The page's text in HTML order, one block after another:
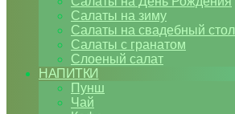
Салаты на зиму
Салаты на свадебный стол
Салаты с гранатом
Слоеный салат
НАПИТКИ
Пунш
Чай